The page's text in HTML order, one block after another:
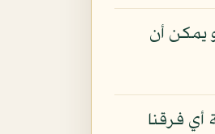
يمكن أن
أي فرقنا